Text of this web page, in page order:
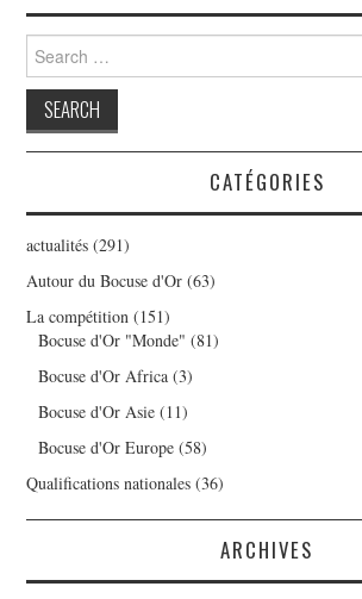
Search
for:
CATÉGORIES
actualités (291)
Autour du Bocuse d'Or (63)
La compétition (151)
Bocuse d'Or "Monde" (81)
Bocuse d'Or Africa (3)
Bocuse d'Or Asie (11)
Bocuse d'Or Europe (58)
Qualifications nationales (36)
ARCHIVES